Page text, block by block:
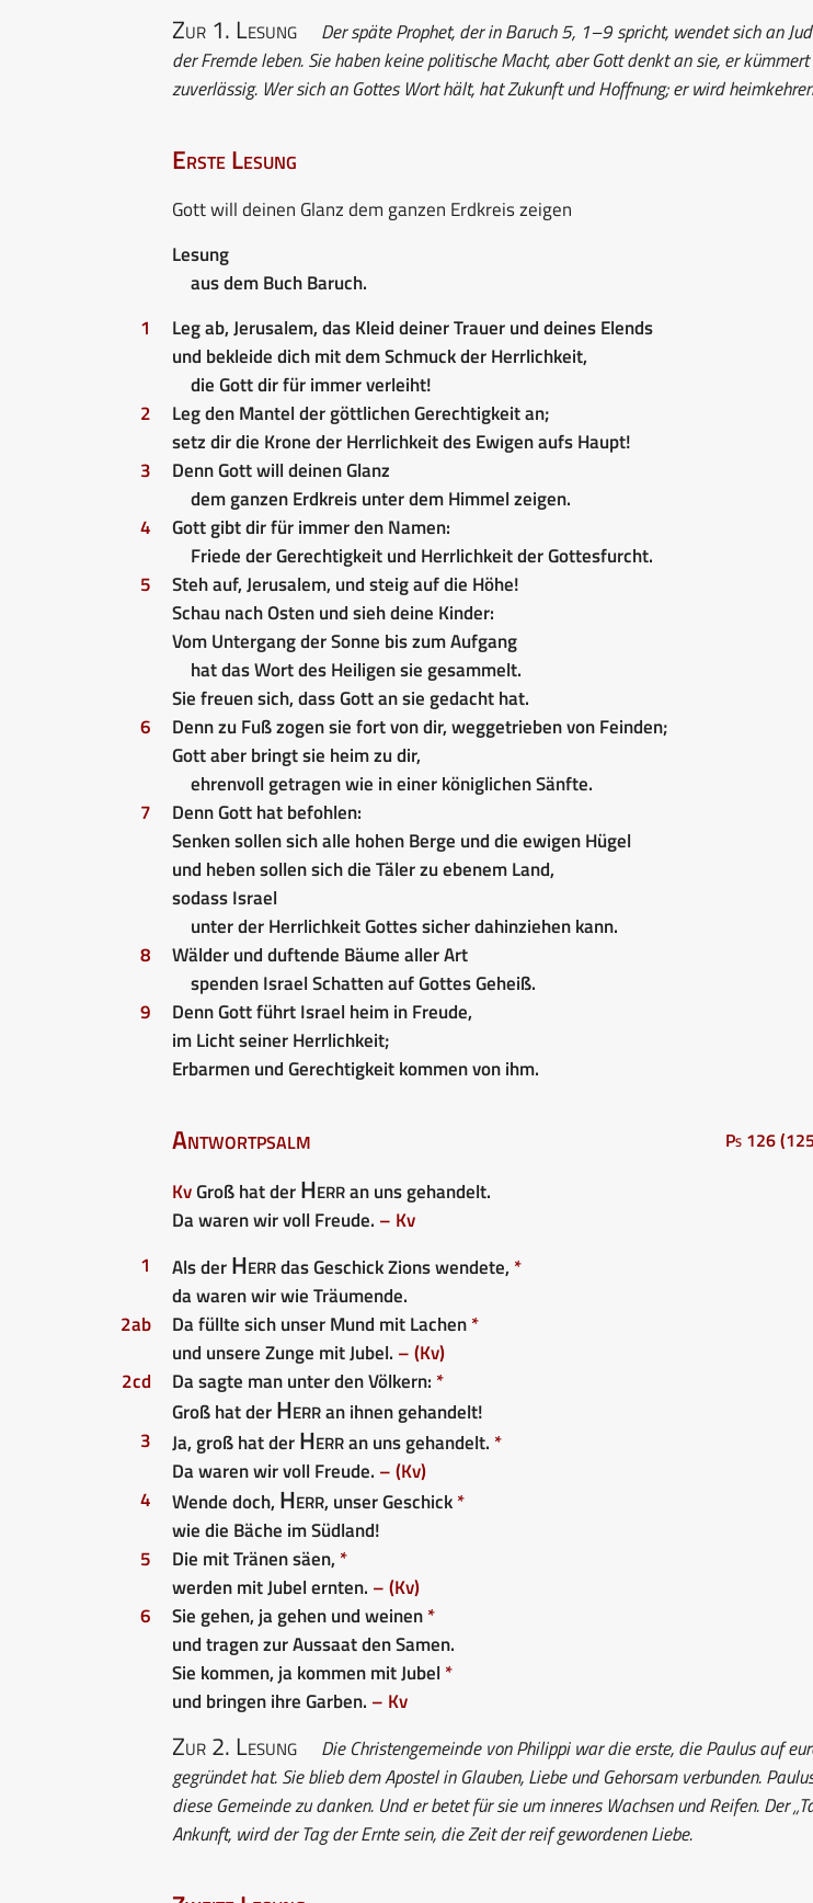
Zur 1. Lesung
Der späte Prophet, der in Baruch 5, 1–9 spricht, wendet sich an
der Fremde leben. Sie haben keine politische Macht, aber Gott denkt an sie, er
zuverlässig. Wer sich an Gottes Wort hält, hat Zukunft und Hoffnung; er wird
Erste Lesung
Gott will deinen Glanz dem ganzen Erdkreis zeigen
Lesung
aus dem Buch Baruch.
1
Leg ab, Jerusalem, das Kleid deiner Trauer und deines Elends
und bekleide dich mit dem Schmuck der Herrlichkeit,
die Gott dir für immer verleiht!
2
Leg den Mantel der göttlichen Gerechtigkeit an;
setz dir die Krone der Herrlichkeit des Ewigen aufs Haupt!
3
Denn Gott will deinen Glanz
dem ganzen Erdkreis unter dem Himmel zeigen.
4
Gott gibt dir für immer den Namen:
Friede der Gerechtigkeit und Herrlichkeit der Gottesfurcht.
5
Steh auf, Jerusalem, und steig auf die Höhe!
Schau nach Osten und sieh deine Kinder:
Vom Untergang der Sonne bis zum Aufgang
hat das Wort des Heiligen sie gesammelt.
Sie freuen sich, dass Gott an sie gedacht hat.
6
Denn zu Fuß zogen sie fort von dir, weggetrieben von Feinden;
Gott aber bringt sie heim zu dir,
ehrenvoll getragen wie in einer königlichen Sänfte.
7
Denn Gott hat befohlen:
Senken sollen sich alle hohen Berge und die ewigen Hügel
und heben sollen sich die Täler zu ebenem Land,
sodass Israel
unter der Herrlichkeit Gottes sicher dahinziehen kann.
8
Wälder und duftende Bäume aller Art
spenden Israel Schatten auf Gottes Geheiß.
9
Denn Gott führt Israel heim in Freude,
im Licht seiner Herrlichkeit;
Erbarmen und Gerechtigkeit kommen von ihm.
Antwortpsalm Ps 126
KvGroß hat derHerran uns gehandelt.
Da waren wir voll Freude. – Kv
1
Als derHerrdas Geschick Zions wendete, *
da waren wir wie Träumende.
2ab
Da füllte sich unser Mund mit Lachen*
und unsere Zunge mit Jubel. – (Kv)
2cd
Da sagte man unter den Völkern: *
Groß hat derHerran ihnen gehandelt!
3
Ja, groß hat derHerran uns gehandelt. *
Da waren wir voll Freude. – (Kv)
4
Wende doch, Herr, unser Geschick*
wie die Bäche im Südland!
5
Die mit Tränen säen, *
werden mit Jubel ernten. – (Kv)
6
Sie gehen, ja gehen und weinen*
und tragen zur Aussaat den Samen.
Sie kommen, ja kommen mit Jubel *
und bringen ihre Garben. – Kv
Zur 2. Lesung
Die Christengemeinde von Philippi war die erste, die Paulus auf
gegründet hat. Sie blieb dem Apostel in Glauben, Liebe und Gehorsam verbunden.
diese Gemeinde zu danken. Und er betet für sie um inneres Wachsen und Reifen. Der
Ankunft, wird der Tag der Ernte sein, die Zeit der reif gewordenen Liebe.